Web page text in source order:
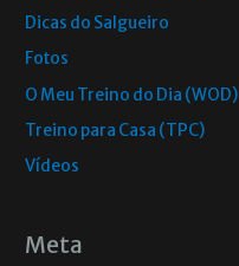
Dicas do Salgueiro
Fotos
O Meu Treino do Dia (WOD)
Treino para Casa (TPC)
Vídeos
Meta